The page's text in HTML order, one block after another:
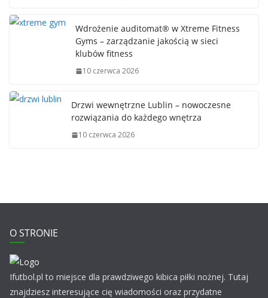
Wdrożenie auditomat® w Xtreme Fitness
Gyms – zarządzanie jakością w sieci
klubów fitness
10 czerwca 2026
Drzwi wewnętrzne Lublin – nowoczesne
rozwiązania do każdego wnętrza
10 czerwca 2026
O STRONIE
Ifutbol.pl to miejsce dla prawdziwego kibica piłki nożnej. Tutaj
znajdziesz interesujące cię wiadomości oraz przydatne